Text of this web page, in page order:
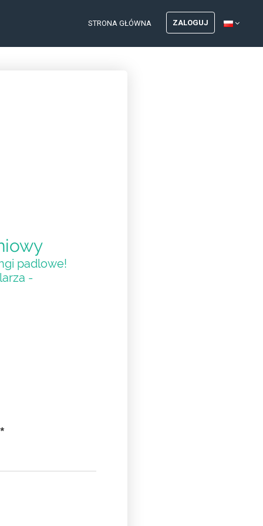
STRONA GŁÓWNA ZALOGUJ
padlowe!
-
*